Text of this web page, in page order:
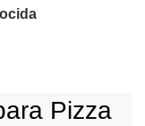
Pizza